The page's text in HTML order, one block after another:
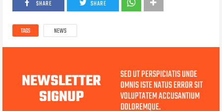
SHARE SHARE
TAGS NEWS
NEWSLETTER
SIGNUP
SED UT PERSPICIATIS UNDE
OMNIS ISTE NATUS ERROR SIT
VOLUPTATEM ACCUSANTIUM
DOLOREMQUE.